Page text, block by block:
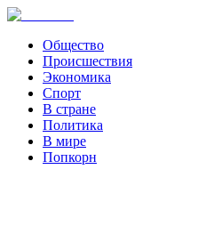
Общество
Происшествия
Экономика
Спорт
В стране
Политика
В мире
Попкорн